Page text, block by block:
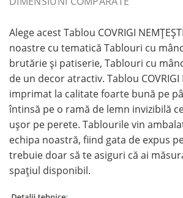
Alege acest Tablou COVRIGI
noastre cu tematică Tablouri cu
brutărie şi patiserie, Tablouri cu
de un decor atractiv. Tablou COVRIGI
imprimat la calitate foarte bună pe
întinsă pe o ramă de lemn invizibilă
ușor pe perete. Tablourile vin
echipa noastră, fiind gata de expus
trebuie doar să te asiguri că ai
spațiul disponibil.